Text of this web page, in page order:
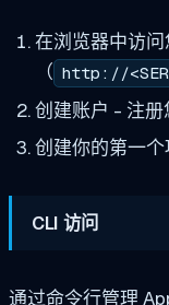
在浏览器中访
（ http://
创建账户 - 注册
创建你的第一
CLI 访问
通过命令行管理